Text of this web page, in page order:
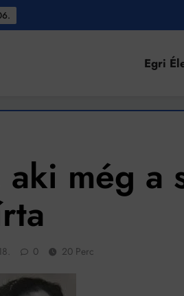
Egri
aki még a
0 20 Perc